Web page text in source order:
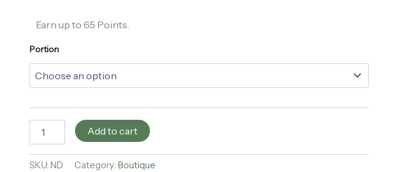
Earn up to 65 Points.
Portion
Add to cart
SKU: ND Category: Boutique